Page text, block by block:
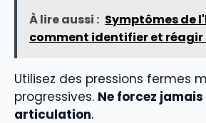
À lire aussi : Symptômes de
comment identifier et réagir
Utilisez des pressions fermes
progressives. Ne forcez
articulation.